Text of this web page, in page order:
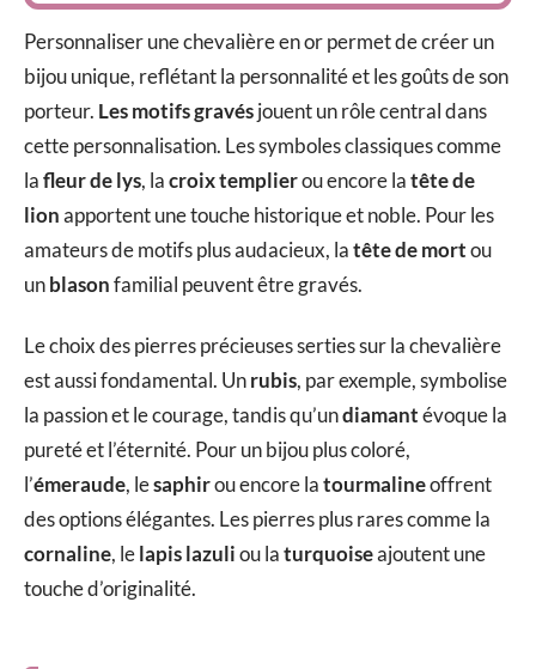
Personnaliser une chevalière en or permet de créer un
bijou unique, reflétant la personnalité et les goûts de son
porteur. Les motifs gravésjouent un rôle central dans
cette personnalisation. Les symboles classiques comme
lafleur de lys, lacroix templierou encore latête de
lionapportent une touche historique et noble. Pour les
amateurs de motifs plus audacieux, latête de mortou
unblasonfamilial peuvent être gravés.
Le choix des pierres précieuses serties sur la chevalière
est aussi fondamental. Unrubis, par exemple, symbolise
la passion et le courage, tandis qu’undiamantévoque la
pureté et l’éternité. Pour un bijou plus coloré,
l’émeraude, lesaphirou encore latourmalineoffrent
des options élégantes. Les pierres plus rares comme la
cornaline, lelapis lazuliou laturquoiseajoutent une
touche d’originalité.